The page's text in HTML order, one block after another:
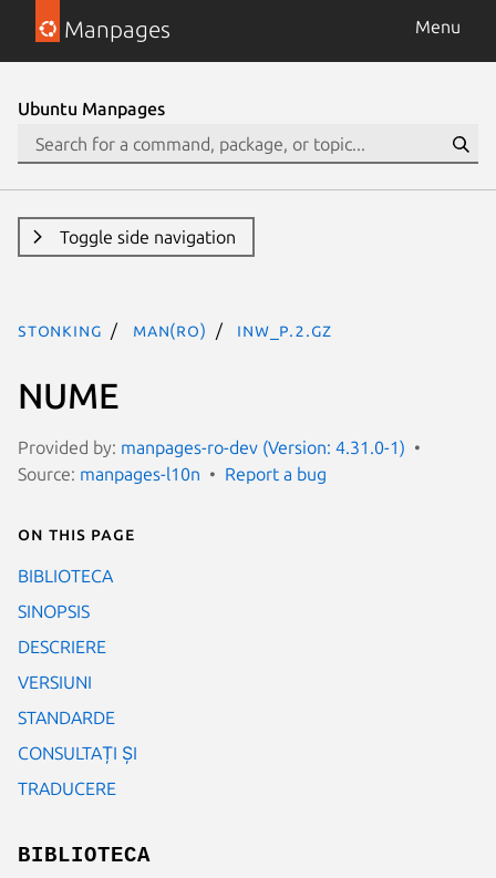
Manpages Menu
Ubuntu Manpages
Toggle side navigation
stonking man(ro) inw_p.2.gz
NUME
Provided by: manpages-ro-dev (Version: 4.31.0-1)
Source: manpages-l10n Report a bug
On this page
BIBLIOTECA
SINOPSIS
DESCRIERE
VERSIUNI
STANDARDE
CONSULTAȚI ȘI
TRADUCERE
BIBLIOTECA